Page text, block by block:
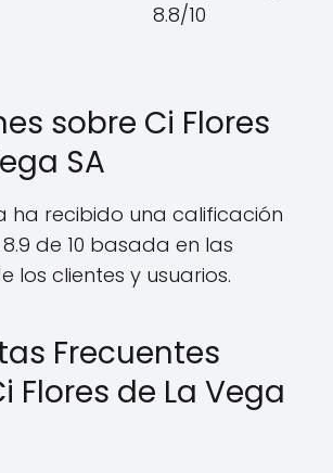
8.8/10
sobre Ci Flores
SA
ha recibido una calificación
de 10 basada en las
los clientes y usuarios.
Frecuentes
Flores de La Vega